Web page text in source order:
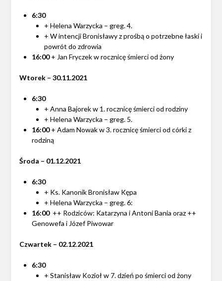
6:30
+ Helena Warzycka – greg. 4.
+ W intencji Bronisławy z prośbą o potrzebne łaski i
powrót do zdrowia
16:00+ Jan Fryczek w rocznicę śmierci od żony
Wtorek – 30.11.2021
6:30
+ Anna Bajorek w 1. rocznicę śmierci od rodziny
+ Helena Warzycka – greg. 5.
16:00+ Adam Nowak w 3. rocznicę śmierci od córki z
rodziną
Środa – 01.12.2021
6:30
+ Ks. Kanonik Bronisław Kępa
+ Helena Warzycka – greg. 6:
16:00++ Rodziców: Katarzyna i Antoni Bania oraz ++
Genowefa i Józef Piwowar
Czwartek – 02.12.2021
6:30
+ Stanisław Kozioł w 7. dzień po śmierci od żony